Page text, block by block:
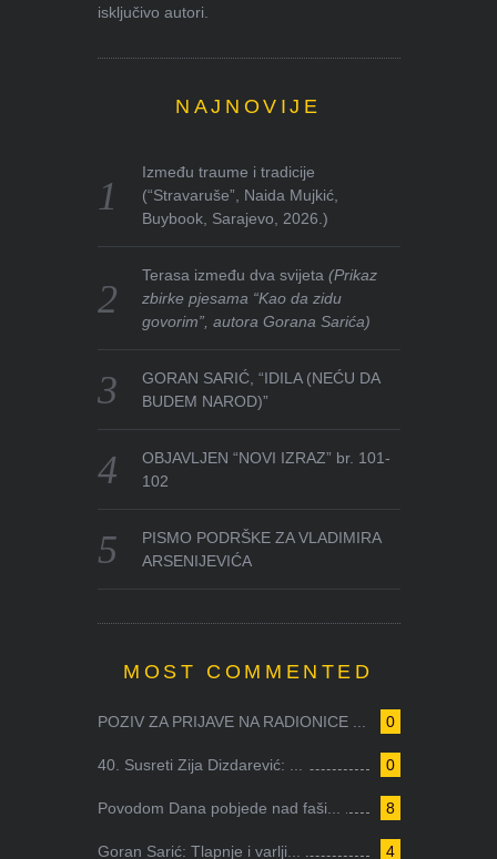
isključivo autori.
NAJNOVIJE
Između traume i tradicije
(“Stravaruše”, Naida Mujkić,
Buybook, Sarajevo, 2026.)
Terasa između dva svijeta(Prikaz
zbirke pjesama “Kao da zidu
govorim”, autora Gorana Sarića)
GORAN SARIĆ, “IDILA (NEĆU DA
BUDEM NAROD)”
OBJAVLJEN “NOVI IZRAZ” br. 101-
102
PISMO PODRŠKE ZA VLADIMIRA
ARSENIJEVIĆA
MOST COMMENTED
0
POZIV ZA PRIJAVE NA RADIONICE ...
0
40. Susreti Zija Dizdarević: ...
8
Povodom Dana pobjede nad faši...
4
Goran Sarić: Tlapnje i varlji...